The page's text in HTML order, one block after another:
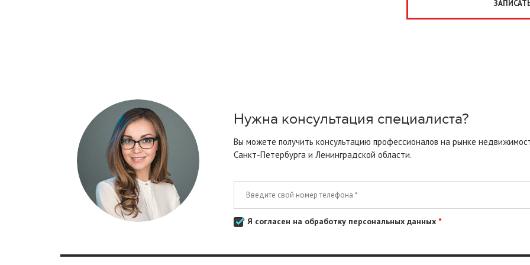
Нужна консультация специалиста?
Вы можете получить консультацию профессионалов на рынке
Санкт-Петербургаи Ленинградской области.
Я согласен на обработку персональных данных *